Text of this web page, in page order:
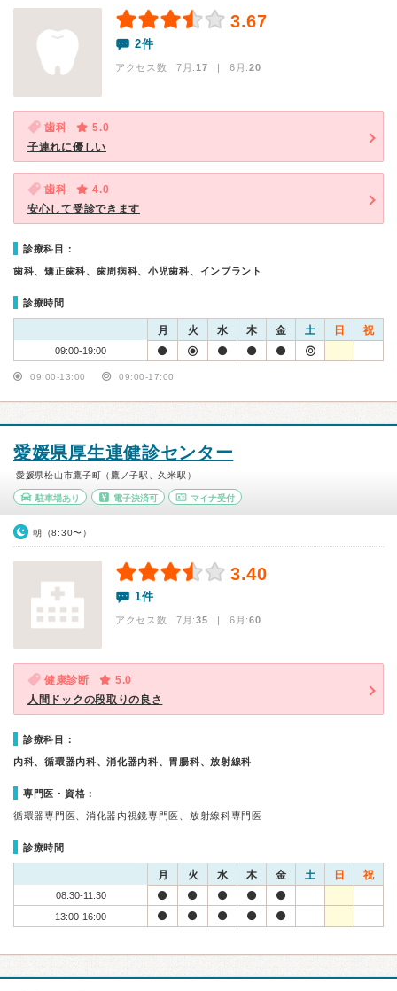
3.67
2件
アクセス数 7月:17 | 6月:20
歯科
5.0
子連れに優しい
歯科
4.0
安心して受診できます
診療科目：
歯科、矯正歯科、歯周病科、小児歯科、インプラント
診療時間
月 火 水 木 金 土 日 祝
09:00-19:00
09:00-13:00 09:00-17:00
愛媛県厚生連健診センター
愛媛県松山市鷹子町（鷹ノ子駅、久米駅）
駐車場あり 電子決済可 マイナ受付
朝（8:30〜）
3.40
1件
アクセス数 7月:35 | 6月:60
健康診断
5.0
人間ドックの段取りの良さ
診療科目：
内科、循環器内科、消化器内科、胃腸科、放射線科
専門医・資格：
循環器専門医、消化器内視鏡専門医、放射線科専門医
診療時間
月 火 水 木 金 土 日 祝
08:30-11:30
13:00-16:00